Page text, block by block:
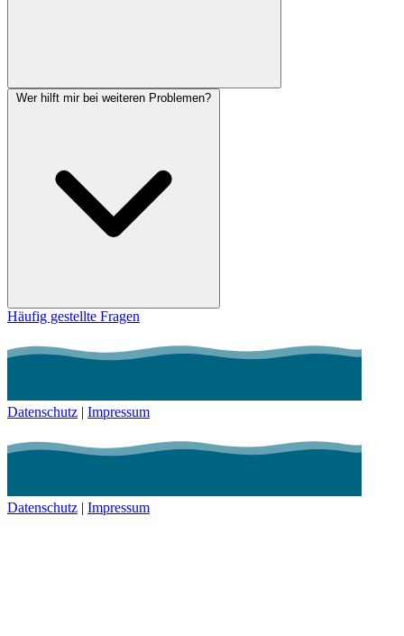
Wer hilft mir bei weiteren Problemen?
Häufig gestellte Fragen
Datenschutz | Impressum
Datenschutz | Impressum